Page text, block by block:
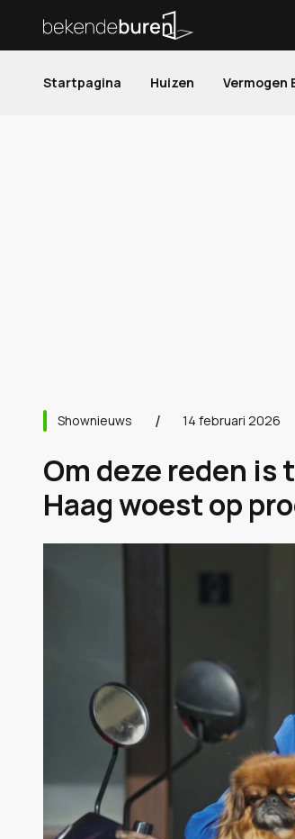
Startpagina Huizen Vermogen
Shownieuws 14 februari 2026
Om deze reden
Haag woest op